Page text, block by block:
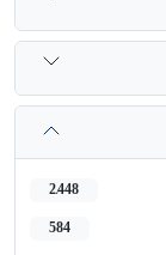
2,448
584